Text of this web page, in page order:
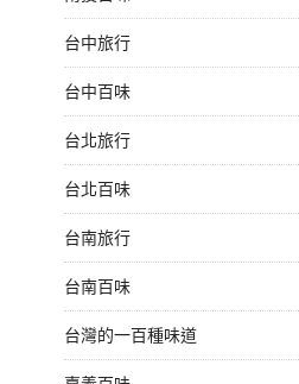
台中旅行
台中百味
台北旅行
台北百味
台南旅行
台南百味
台灣的一百種味道